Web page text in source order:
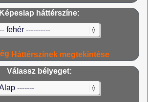
Képeslap háttérszíne:
Háttérszínek megtekintése
Válassz bélyeget: